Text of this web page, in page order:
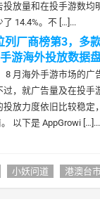
投放量和在投手游数均
14.4%。不 […]...
列厂商榜第3，多
游海外投放数据
8 月海外手游市场的广
过，就广告量及在投手
投放力度依旧比较稳定
以下是 AppGrowi […]...
小妖问道 港澳台